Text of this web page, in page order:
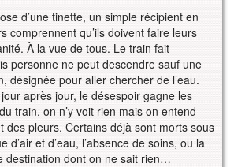
d’une tinette, un simple récipient en
comprennent qu’ils doivent faire leurs
À la vue de tous. Le train fait
personne ne peut descendre sauf une
désignée pour aller chercher de l’eau.
après jour, le désespoir gagne les
train, on n’y voit rien mais on entend
des pleurs. Certains déjà sont morts sous
d’air et d’eau, l’absence de soins, ou la
destination dont on ne sait rien…